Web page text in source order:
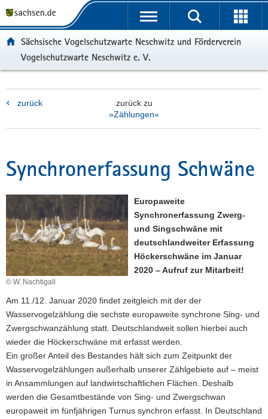
t
l
ü
r
e
n
d
e
N
a
t
l
n
i
t
p
i
n
l
t
r
-
r
c
Sächsische Vogelschutzwarte Neschwitz und Förderverein
Vogelschutzwarte Neschwitz e. V.
zurück
zurück zu
»Zählungen«
Synchronerfassung Schwäne
© W. Nachtigall
Europaweite
Synchronerfassung Zwerg-
und Singschwäne mit
deutschlandweiter Erfassung
Höckerschwäne im Januar
2020 – Aufruf zur Mitarbeit!
Am 11./12. Januar 2020 findet zeitgleich mit der der
Wasservogelzählung die sechste europaweite synchrone Sing- und
Zwergschwanzählung statt. Deutschlandweit sollen hierbei auch
wieder die Höckerschwäne mit erfasst werden.
Ein großer Anteil des Bestandes hält sich zum Zeitpunkt der
Wasservogelzählungen außerhalb unserer Zählgebiete auf – meist
in Ansammlungen auf landwirtschaftlichen Flächen. Deshalb
werden die Gesamtbestände von Sing- und Zwergschwan
europaweit im fünfjährigen Turnus synchron erfasst. In Deutschland